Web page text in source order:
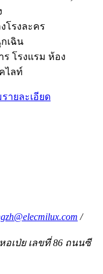
โรงละคร
เฉิน
โรงแรม ห้อง
ไลท์
รายละเอียด
/
อเป่ย เลขที่ 86 ถนนซี